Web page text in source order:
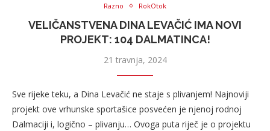
Razno RokOtok
VELIČANSTVENA DINA LEVAČIĆ IMA NOVI
PROJEKT: 104 DALMATINCA!
21 travnja, 2024
Sve rijeke teku, a Dina Levačić ne staje s plivanjem! Najnoviji
projekt ove vrhunske sportašice posvećen je njenoj rodnoj
Dalmaciji i, logično – plivanju… Ovoga puta riječ je o projektu